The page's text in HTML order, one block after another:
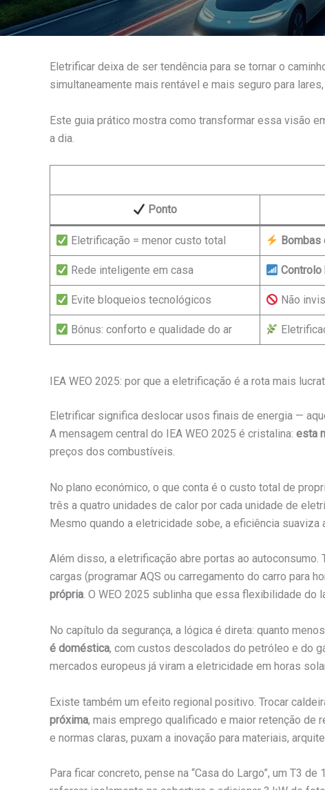
Eletrificar deixa de ser tendência para se tornar o
simultaneamente mais rentável e mais seguro para
Este guia prático mostra como transformar essa visão
a dia.
Ponto
Eletrificação = menor custo total
Rede inteligente em casa Controlo
Evite bloqueios tecnológicos Não
Bónus: conforto e qualidade do ar
IEA WEO 2025: por que a eletrificação é a rota mais
Eletrificar significa deslocar usos finais de energia —
A mensagem central do IEA WEO 2025 é cristalina: esta
preços dos combustíveis.
No plano económico, o que conta é o custo total de
três a quatro unidades de calor por cada unidade de
Mesmo quando a eletricidade sobe, a eficiência suaviza
Além disso, a eletrificação abre portas ao
cargas (programar AQS ou carregamento do carro para
própria. O WEO 2025 sublinha que essa flexibilidade do
No capítulo da segurança, a lógica é direta: quanto
é doméstica, com custos descolados do petróleo e do
mercados europeus já viram a eletricidade em horas
Existe também um efeito regional positivo. Trocar
próxima, mais emprego qualificado e maior retenção de
e normas claras, puxam a inovação para materiais,
Para ficar concreto, pense na “Casa do Largo”, um T3